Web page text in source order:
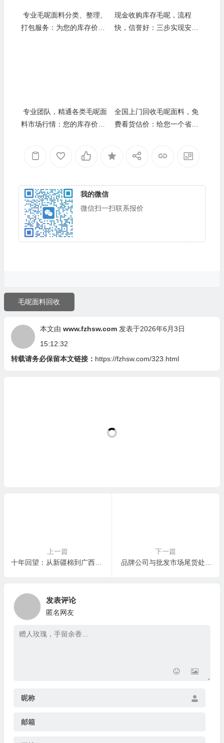
专业毛呢面料分类、整理、
打包服务：为您的库存价值
现金收购库存毛呢，流程
快，信誉好：三步实现安心
专业团队，精通各类毛呢面
料市场行情：您的库存价值
全国上门回收毛呢面料，免
费看货估价：给您一个省
我的微信
微信扫一扫联系报价
毛呢面料回收
本文由 www.fzhsw.com 发表于2026年6月3日
15:12:32
转载请务必保留本文链接： https://fzhsw.com/323.html
上一篇
十年回望：从新疆棉到广西丝，一个老回收人的“生意经”与“人情账”
下一篇
品牌公司与批发市场尾货处理方案：量身定制，价值护航
发表评论
匿名网友
昵称
邮箱